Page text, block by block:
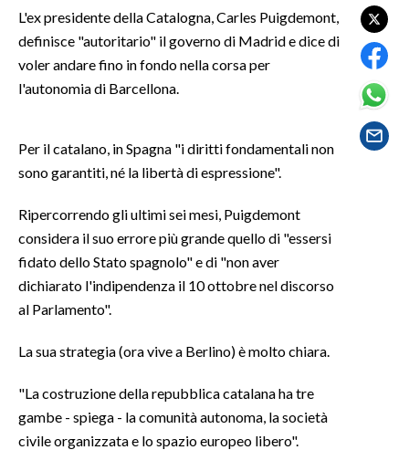
TENNIS
SPETTACOLI
SALUTE
SARDI NEL MONDO
NOTIZIE
#CARAUNIONE
L'ex presidente della Catalogna, Carles Puigdemont,
definisce "autoritario" il governo di Madrid e dice di
voler andare fino in fondo nella corsa per
l'autonomia di Barcellona.
Per il catalano, in Spagna "i diritti fondamentali non
sono garantiti, né la libertà di espressione".
Ripercorrendo gli ultimi sei mesi, Puigdemont
considera il suo errore più grande quello di "essersi
fidato dello Stato spagnolo" e di "non aver
dichiarato l'indipendenza il 10 ottobre nel discorso
al Parlamento".
La sua strategia (ora vive a Berlino) è molto chiara.
"La costruzione della repubblica catalana ha tre
gambe - spiega - la comunità autonoma, la società
civile organizzata e lo spazio europeo libero".